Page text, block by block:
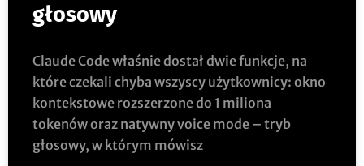
głosowy
Claude Code właśnie dostał dwie funkcje, na
które czekali chyba wszyscy użytkownicy: okno
kontekstowe rozszerzone do 1 miliona
tokenów oraz natywny voice mode – tryb
głosowy, w którym mówisz